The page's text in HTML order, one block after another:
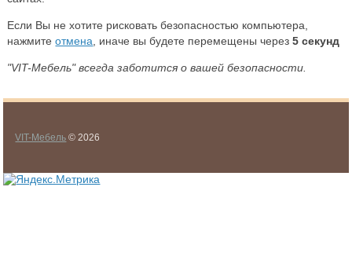
Если Вы не хотите рисковать безопасностью компьютера,
нажмитеотмена , иначе вы будете перемещены через5 секунд
"VIT-Мебель" всегда заботится о вашей безопасности.
VIT-Мебель © 2026